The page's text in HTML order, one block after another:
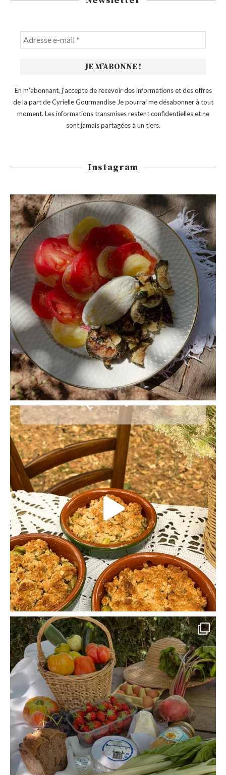
En m’abonnant, j'accepte de recevoir des informations et des offres
de la part de Cyrielle Gourmandise Je pourrai me désabonner à tout
moment. Les informations transmises restent confidentielles et ne
sont jamais partagées à un tiers.
Instagram